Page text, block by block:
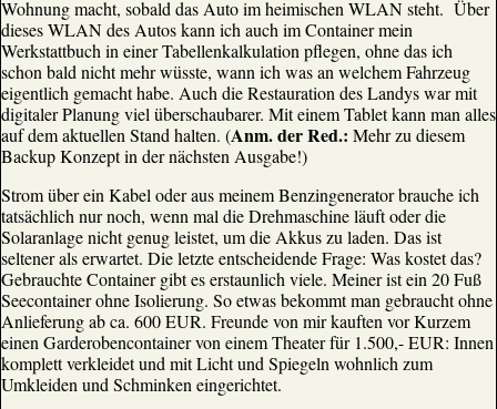
Wohnung macht, sobald das Auto im heimischen WLAN steht. Über
dieses WLAN des Autos kann ich auch im Container mein
Werkstattbuch in einer Tabellenkalkulation pflegen, ohne das ich
schon bald nicht mehr wüsste, wann ich was an welchem Fahrzeug
eigentlich gemacht habe. Auch die Restauration des Landys war mit
digitaler Planung viel überschaubarer. Mit einem Tablet kann man alles
auf dem aktuellen Stand halten. (Anm. der Red.: Mehr zu diesem
Backup Konzept in der nächsten Ausgabe!)
Strom über ein Kabel oder aus meinem Benzingenerator brauche ich
tatsächlich nur noch, wenn mal die Drehmaschine läuft oder die
Solaranlage nicht genug leistet, um die Akkus zu laden. Das ist
seltener als erwartet. Die letzte entscheidende Frage: Was kostet das?
Gebrauchte Container gibt es erstaunlich viele. Meiner ist ein 20 Fuß
Seecontainer ohne Isolierung. So etwas bekommt man gebraucht ohne
Anlieferung ab ca. 600 EUR. Freunde von mir kauften vor Kurzem
einen Garderobencontainer von einem Theater für 1.500,- EUR: Innen
komplett verkleidet und mit Licht und Spiegeln wohnlich zum
Umkleiden und Schminken eingerichtet.